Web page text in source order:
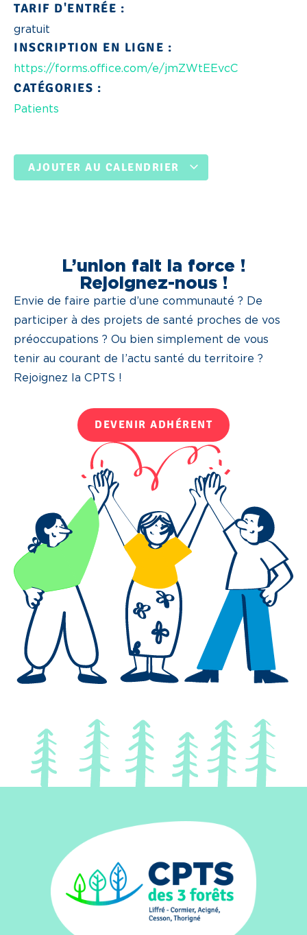
TARIF D'ENTRÉE :
gratuit
INSCRIPTION EN LIGNE :
https://forms.office.com/e/jmZWtEEvcC
CATÉGORIES :
Patients
AJOUTER AU CALENDRIER
L’union fait la force !
Rejoignez-nous !
Envie de faire partie d’une communauté ? De
participer à des projets de santé proches de vos
préoccupations ? Ou bien simplement de vous
tenir au courant de l’actu santé du territoire ?
Rejoignez la CPTS !
DEVENIR ADHÉRENT